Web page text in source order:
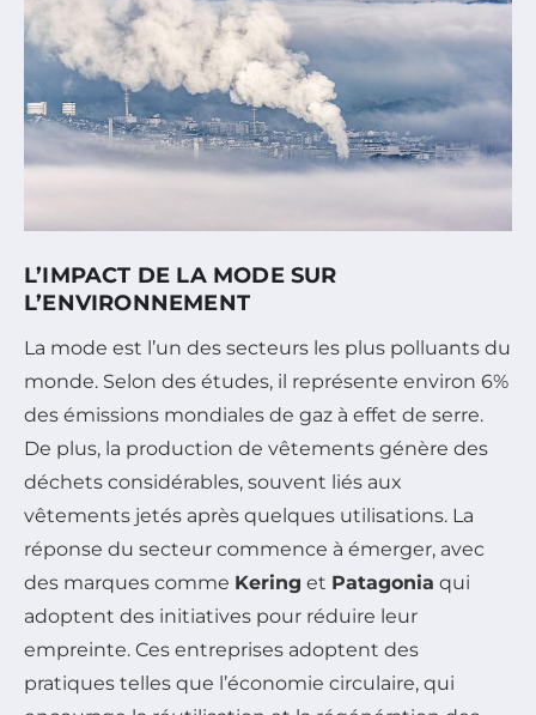
L’IMPACT DE LA MODE SUR
L’ENVIRONNEMENT
La mode est l’un des secteurs les plus polluants du
monde. Selon des études, il représente environ 6%
des émissions mondiales de gaz à effet de serre.
De plus, la production de vêtements génère des
déchets considérables, souvent liés aux
vêtements jetés après quelques utilisations. La
réponse du secteur commence à émerger, avec
des marques comme Kering et Patagonia qui
adoptent des initiatives pour réduire leur
empreinte. Ces entreprises adoptent des
pratiques telles que l’économie circulaire, qui